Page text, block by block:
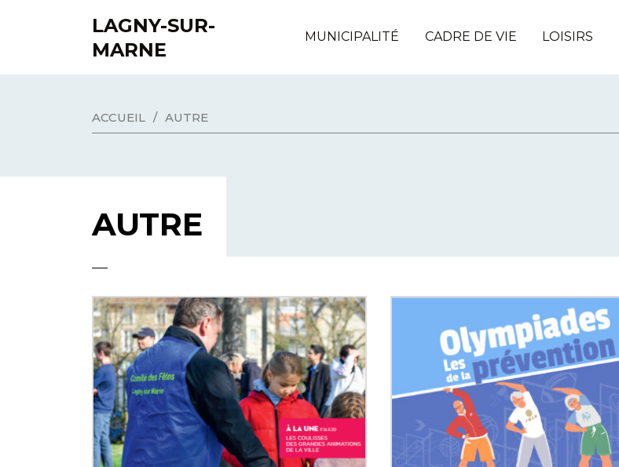
LAGNY-SUR-
MARNE
MUNICIPALITÉ CADRE DE VIE LOISIRS
ACCUEIL / AUTRE
AUTRE